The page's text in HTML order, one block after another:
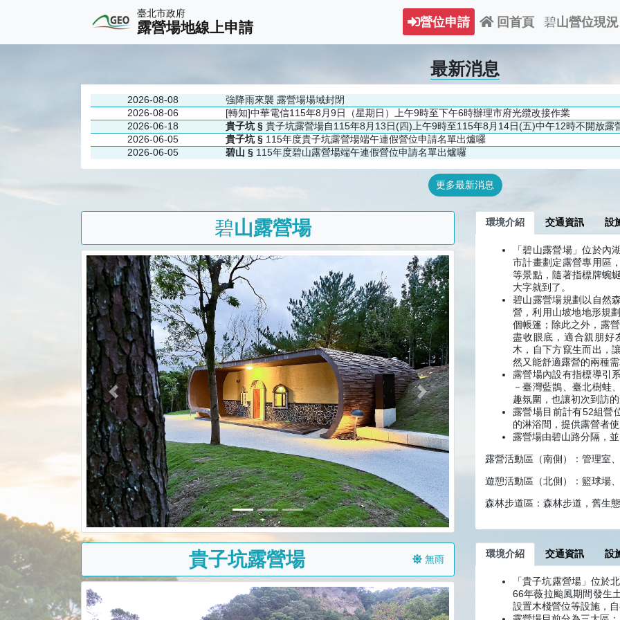
臺北市政府
露營場地線上申請 營位申請 回首頁 碧山營位現況
最新消息
2026-08-08
強降雨來襲 露營場場域封閉
2026-08-06
[轉知]中華電信115年8月9日（星期日）上午9時至下午6時辦理市府光纜改接作業
2026-06-18
貴子坑 §貴子坑露營場自115年8月13日(四)上午9時至115年8月14日(五)中午12時不開放露
2026-06-05
貴子坑 § 115年度貴子坑露營場端午連假營位申請名單出爐囉
2026-06-05
碧山 § 115年度碧山露營場端午連假營位申請名單出爐囉
更多最新消息
碧山露營場
前一張 下一張
環境介紹 交通資訊 設
「碧山露營場」位於內
市計畫劃定露營專用區
等景點，隨著指標牌蜿
大字就到了。
碧山露營場規劃以自然
營，利用山坡地地形規
個帳篷；除此之外，露
盡收眼底，適合親朋好
木，自下方竄生而出，
然又能舒適露營的兩種
露營場內設有指標導引
－臺灣藍鵲、臺北樹蛙
趣氛圍，也讓初次到訪
露營場目前計有52組營
的淋浴間，提供露營者
露營場由碧山路分隔，
露營活動區（南側）：管理室
遊憩活動區（北側）：籃球場
森林步道區：森林步道，舊生
貴子坑露營場 無雨 環境介紹 交通資訊 設
「貴子坑露營場」位於
66年薇拉颱風期間發生
設置木棧營位等設施，